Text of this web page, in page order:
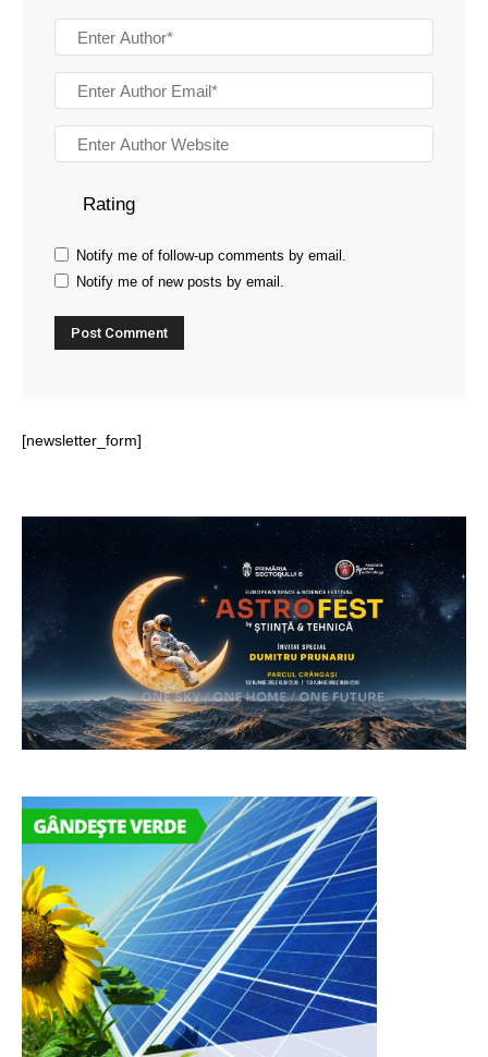
Rating
Notify me of follow-up comments by email.
Notify me of new posts by email.
[newsletter_form]